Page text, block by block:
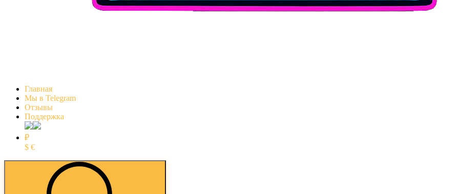
Главная
Мы в Telegram
Отзывы
Поддержка
₽
$ €